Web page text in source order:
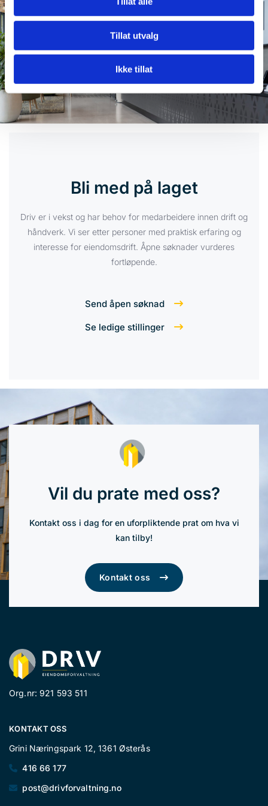
Tillat utvalg
Ikke tillat
tilgjengelig på forespørsel.
Bli med på laget
Driv er i vekst og har behov for medarbeidere innen drift og
håndverk. Vi ser etter personer med praktisk erfaring og
interesse for eiendomsdrift. Åpne søknader vurderes
fortløpende.
Send åpen søknad
Se ledige stillinger
Vil du prate med oss?
Kontakt oss i dag for en uforpliktende prat om hva vi
kan tilby!
Kontakt oss
Org.nr: 921 593 511
KONTAKT OSS
Grini Næringspark 12, 1361 Østerås
 416 66 177
 post@drivforvaltning.no